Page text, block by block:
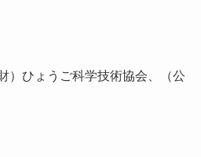
）ひょうご科学技術協会、（公